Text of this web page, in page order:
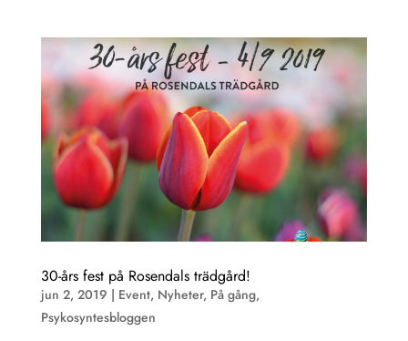
30-års fest på Rosendals trädgård!
jun 2, 2019 | Event, Nyheter, På gång,
Psykosyntesbloggen